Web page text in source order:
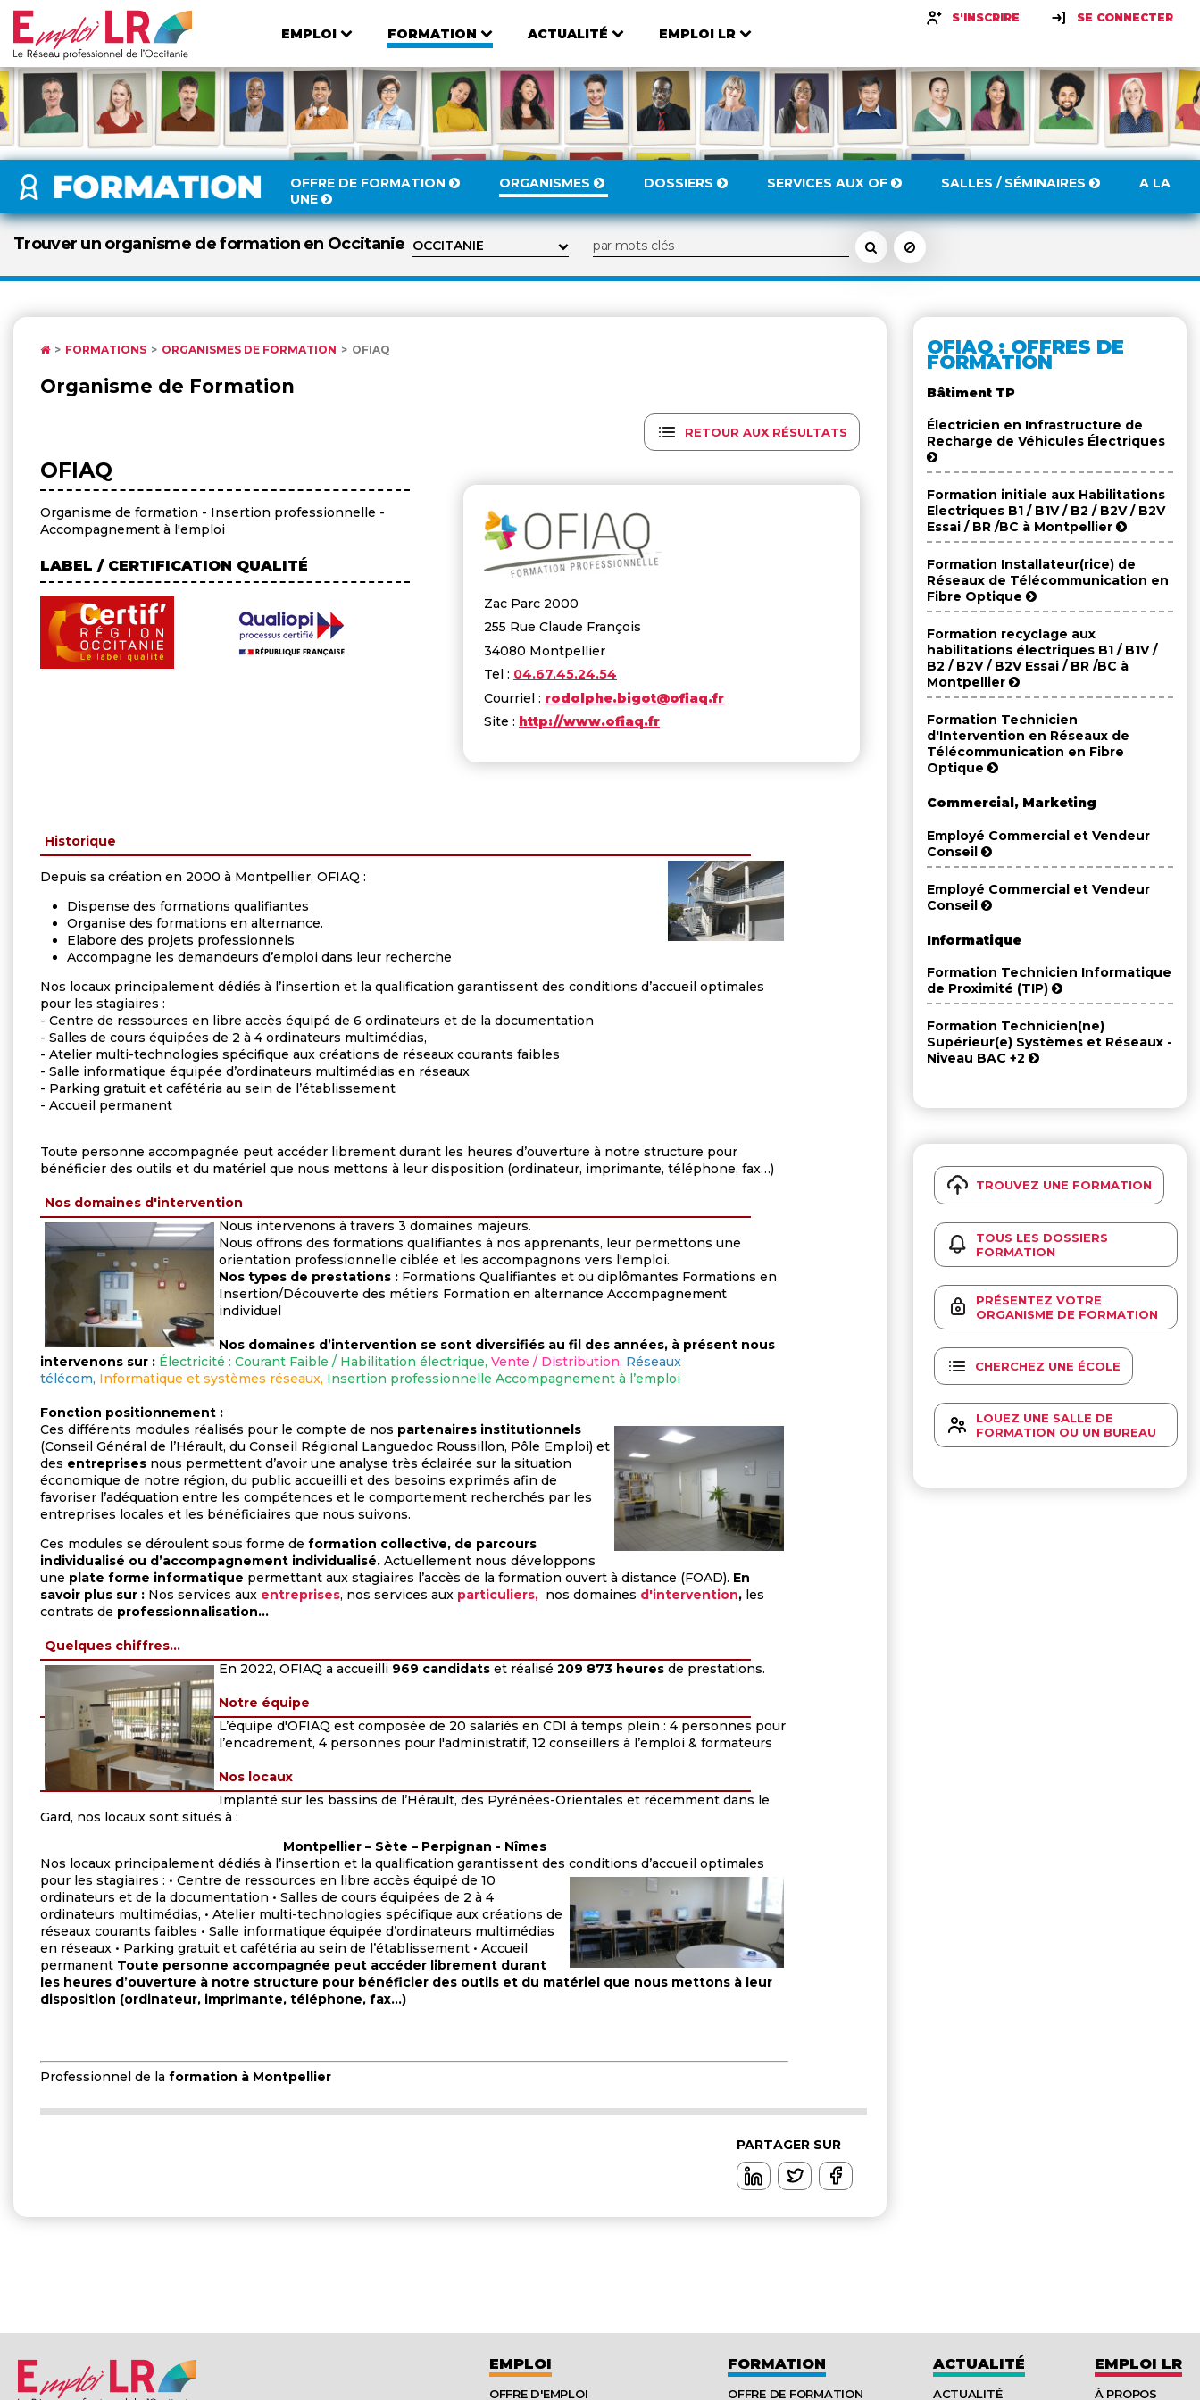
EMPLOI FORMATION ACTUALITÉ EMPLOI LR
S'INSCRIRE SE CONNECTER
OFFRE DE FORMATION ORGANISMES DOSSIERS SERVICES AUX OF SALLES / SÉMINAIRES
A LA
UNE
Trouver un organisme de formation en Occitanie
FORMATIONS ORGANISMES DE FORMATION OFIAQ
Organisme de Formation
RETOUR AUX RÉSULTATS
OFIAQ
Organisme de formation - Insertion professionnelle -
Accompagnement à l'emploi
LABEL / CERTIFICATION QUALITÉ
Zac Parc 2000
255 Rue Claude François
34080 Montpellier
Tel : 04.67.45.24.54
Courriel : rodolphe.bigot@ofiaq.fr
Site : http://www.ofiaq.fr
Historique
Depuis sa création en 2000 à Montpellier, OFIAQ :
Dispense des formations qualifiantes
Organise des formations en alternance.
Elabore des projets professionnels
Accompagne les demandeurs d’emploi dans leur recherche
Nos locaux principalement dédiés à l’insertion et la qualification garantissent des conditions d’accueil optimales
pour les stagiaires :
- Centre de ressources en libre accès équipé de 6 ordinateurs et de la documentation
- Salles de cours équipées de 2 à 4 ordinateurs multimédias,
- Atelier multi-technologies spécifique aux créations de réseaux courants faibles
- Salle informatique équipée d’ordinateurs multimédias en réseaux
- Parking gratuit et cafétéria au sein de l’établissement
- Accueil permanent
Toute personne accompagnée peut accéder librement durant les heures d’ouverture à notre structure pour
bénéficier des outils et du matériel que nous mettons à leur disposition (ordinateur, imprimante, téléphone, fax…)
Nos domaines d'intervention
Nous intervenons à travers 3 domaines majeurs.
Nous offrons des formations qualifiantes à nos apprenants, leur permettons une
orientation professionnelle ciblée et les accompagnons vers l'emploi.
Nos types de prestations : Formations Qualifiantes et ou diplômantes Formations en
Insertion/Découverte des métiers Formation en alternance Accompagnement
individuel
Nos domaines d’intervention se sont diversifiés au fil des années, à présent nous
intervenons sur : Électricité : Courant Faible / Habilitation électrique, Vente / Distribution, Réseaux
télécom, Informatique et systèmes réseaux, Insertion professionnelle Accompagnement à l’emploi
Fonction positionnement :
Ces différents modules réalisés pour le compte de nos partenaires institutionnels
(Conseil Général de l’Hérault, du Conseil Régional Languedoc Roussillon, Pôle Emploi) et
des entreprises nous permettent d’avoir une analyse très éclairée sur la situation
économique de notre région, du public accueilli et des besoins exprimés afin de
favoriser l’adéquation entre les compétences et le comportement recherchés par les
entreprises locales et les bénéficiaires que nous suivons.
Ces modules se déroulent sous forme de formation collective, de parcours
individualisé ou d’accompagnement individualisé. Actuellement nous développons
une plate forme informatique permettant aux stagiaires l’accès de la formation ouvert à distance (FOAD). En
savoir plus sur : Nos services aux entreprises, nos services aux particuliers, nos domaines d'intervention, les
contrats de professionnalisation...
Quelques chiffres...
En 2022, OFIAQ a accueilli 969 candidats et réalisé 209 873 heures de prestations.
Notre équipe
L’équipe d'OFIAQ est composée de 20 salariés en CDI à temps plein : 4 personnes pour
l’encadrement, 4 personnes pour l'administratif, 12 conseillers à l’emploi & formateurs
Nos locaux
Implanté sur les bassins de l’Hérault, des Pyrénées-Orientales et récemment dans le
Gard, nos locaux sont situés à :
Montpellier – Sète – Perpignan - Nîmes
Nos locaux principalement dédiés à l’insertion et la qualification garantissent des conditions d’accueil optimales
pour les stagiaires : • Centre de ressources en libre accès équipé de 10
ordinateurs et de la documentation • Salles de cours équipées de 2 à 4
ordinateurs multimédias, • Atelier multi-technologies spécifique aux créations de
réseaux courants faibles • Salle informatique équipée d’ordinateurs multimédias
en réseaux • Parking gratuit et cafétéria au sein de l’établissement • Accueil
permanent Toute personne accompagnée peut accéder librement durant
les heures d’ouverture à notre structure pour bénéficier des outils et du matériel que nous mettons à leur
disposition (ordinateur, imprimante, téléphone, fax…)
Professionnel de la formation à Montpellier
PARTAGER SUR
OFIAQ : OFFRES DE
FORMATION
Bâtiment TP
Électricien en Infrastructure de
Recharge de Véhicules Électriques
Formation initiale aux Habilitations
Electriques B1 / B1V / B2 / B2V / B2V
Essai / BR /BC à Montpellier
Formation Installateur(rice) de
Réseaux de Télécommunication en
Fibre Optique
Formation recyclage aux
habilitations électriques B1 / B1V /
B2 / B2V / B2V Essai / BR /BC à
Montpellier
Formation Technicien
d'Intervention en Réseaux de
Télécommunication en Fibre
Optique
Commercial, Marketing
Employé Commercial et Vendeur
Conseil
Employé Commercial et Vendeur
Conseil
Informatique
Formation Technicien Informatique
de Proximité (TIP)
Formation Technicien(ne)
Supérieur(e) Systèmes et Réseaux -
Niveau BAC +2
TROUVEZ UNE FORMATION
TOUS LES DOSSIERS
FORMATION
PRÉSENTEZ VOTRE
ORGANISME DE FORMATION
CHERCHEZ UNE ÉCOLE
LOUEZ UNE SALLE DE
FORMATION OU UN BUREAU
EMPLOI
OFFRE D'EMPLOI
FORMATION
OFFRE DE FORMATION
ACTUALITÉ
ACTUALITÉ
EMPLOI LR
À PROPOS